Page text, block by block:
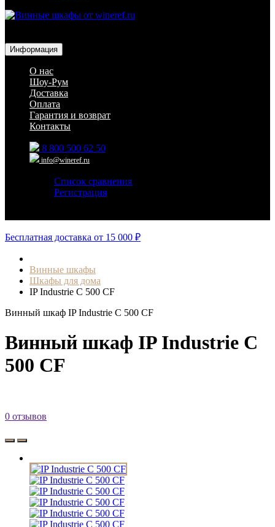
Информация
О нас
Шоу-Рум
Доставка
Оплата
Гарантия и возврат
Контакты
8 800 500 62 50
info@wineref.ru
Список сравнения
Регистрация
Бесплатная доставка от 15 000 ₽
Винные шкафы
Шкафы для дома
IP Industrie C 500 CF
Винный шкаф IP Industrie C 500 CF
Винный шкаф IP Industrie C
500 CF
0 отзывов